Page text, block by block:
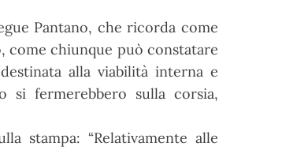
Pantano, che ricorda come
come chiunque può constatare
alla viabilità interna e
si fermerebbero sulla corsia,
stampa: “Relativamente alle